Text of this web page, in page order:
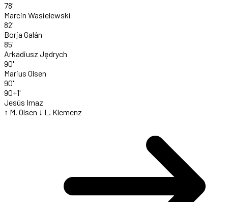
78'
Marcin Wasielewski
82'
Borja Galán
85'
Arkadiusz Jędrych
90'
Marius Olsen
90'
90+1'
Jesús Imaz
↑ M. Olsen ↓ L. Klemenz